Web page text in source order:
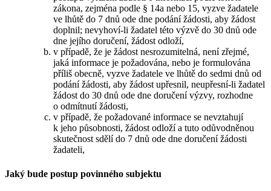
zákona, zejména podle § 14a nebo 15, vyzve žadatele
ve lhůtě do 7 dnů ode dne podání žádosti, aby žádost
doplnil; nevyhoví-li žadatel této výzvě do 30 dnů ode
dne jejího doručení, žádost odloží,
v případě, že je žádost nesrozumitelná, není zřejmé,
jaká informace je požadována, nebo je formulována
příliš obecně, vyzve žadatele ve lhůtě do sedmi dnů od
podání žádosti, aby žádost upřesnil, neupřesní-li žadatel
žádost do 30 dnů ode dne doručení výzvy, rozhodne
o odmítnutí žádosti,
v případě, že požadované informace se nevztahují
k jeho působnosti, žádost odloží a tuto odůvodněnou
skutečnost sdělí do 7 dnů ode dne doručení žádosti
žadateli,
Jaký bude postup povinného subjektu